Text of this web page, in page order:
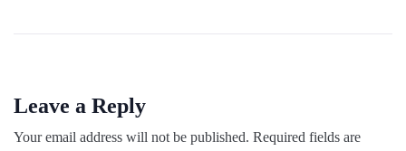
Leave a Reply
Your email address will not be published. Required fields are